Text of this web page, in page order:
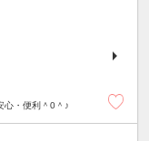
心・便利＾0＾♪